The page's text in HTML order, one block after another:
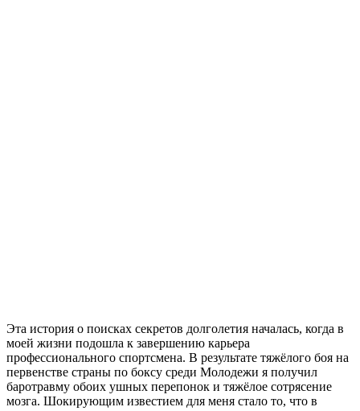
Эта история о поисках секретов долголетия началась, когда в
моей жизни подошла к завершению карьера
профессионального спортсмена. В результате тяжёлого боя на
первенстве страны по боксу среди Молодежи я получил
баротравму обоих ушных перепонок и тяжёлое сотрясение
мозга. Шокирующим известием для меня стало то, что в